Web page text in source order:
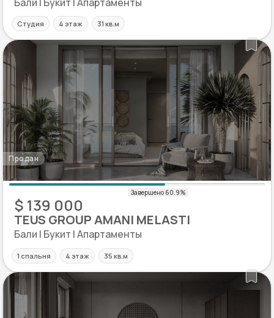
Студия 4 этаж 31 кв.м
Продан
$ 139 000
TEUS GROUP AMANI MELASTI
Бали | Букит | Апартаменты
1 спальня 4 этаж 35 кв.м